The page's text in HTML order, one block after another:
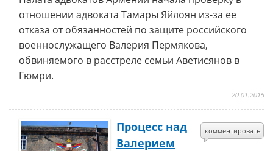
отношении адвоката Тамары Яйлоян из-за ее
отказа от обязанностей по защите российского
военнослужащего Валерия Пермякова,
обвиняемого в расстреле семьи Аветисянов в
Гюмри.
20.01.2015
комментировать
Процесс над
Валерием